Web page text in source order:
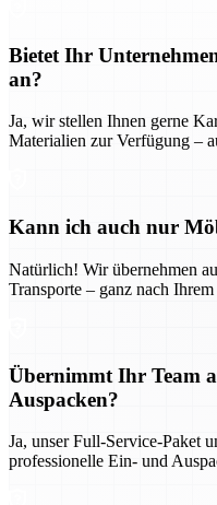
Bietet Ihr
an?
Ja, wir stellen Ihnen gerne
Materialien zur Verfügung –
Kann ich auch nur
Natürlich! Wir übernehmen
Transporte – ganz nach
Übernimmt Ihr Team
Auspacken?
Ja, unser Full-Service-Paket
professionelle Ein- und